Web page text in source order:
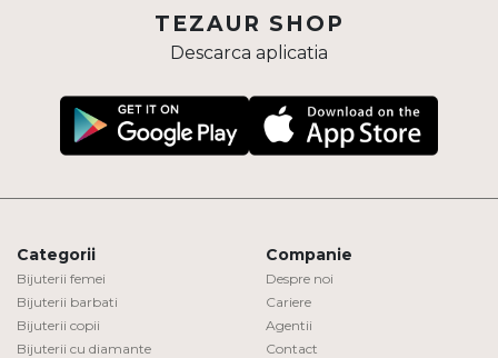
TEZAUR SHOP
Descarca aplicatia
Categorii
Bijuterii femei
Bijuterii barbati
Bijuterii copii
Bijuterii cu diamante
Companie
Despre noi
Cariere
Agentii
Contact